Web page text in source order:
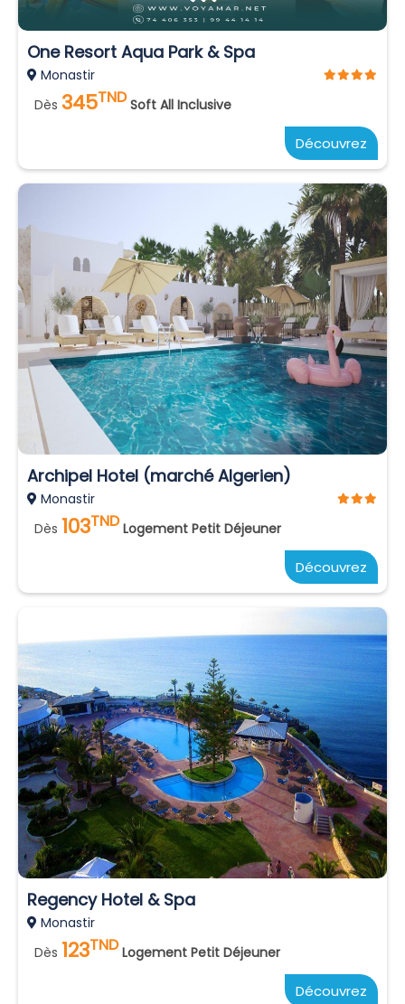
One Resort Aqua Park & Spa
Monastir
Dès 345TND Soft All Inclusive
Découvrez
Archipel Hotel (marché Algerien)
Monastir
Dès 103TND Logement Petit Déjeuner
Découvrez
Regency Hotel & Spa
Monastir
Dès 123TND Logement Petit Déjeuner
Découvrez